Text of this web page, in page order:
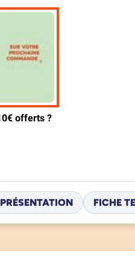
PRÉSENTATION FICHE